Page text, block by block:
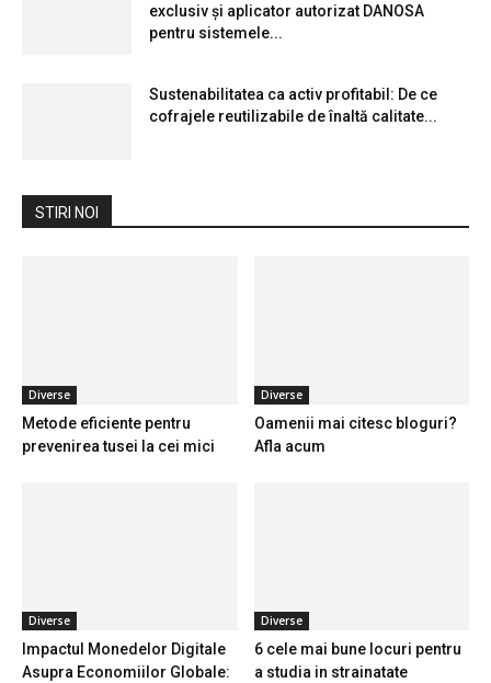
exclusiv și aplicator autorizat DANOSA
pentru sistemele...
Sustenabilitatea ca activ profitabil: De ce
cofrajele reutilizabile de înaltă calitate...
STIRI NOI
Diverse
Metode eficiente pentru
prevenirea tusei la cei mici
Diverse
Oamenii mai citesc bloguri?
Afla acum
Diverse
Impactul Monedelor Digitale
Asupra Economiilor Globale:
Diverse
6 cele mai bune locuri pentru
a studia in strainatate